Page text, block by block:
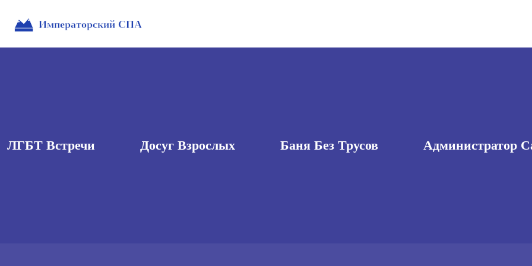
ЛГБТ Встречи Досуг Взрослых Баня Без Трусов Администратор